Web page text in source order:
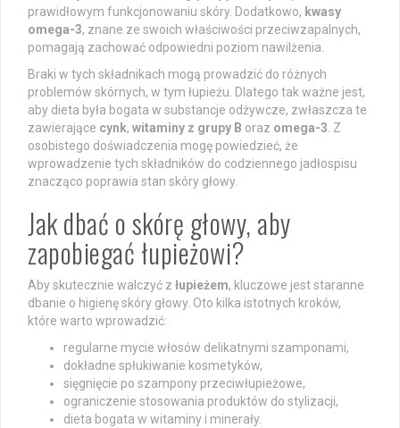
prawidłowym funkcjonowaniu skóry. Dodatkowo, kwasy
omega-3, znane ze swoich właściwości przeciwzapalnych,
pomagają zachować odpowiedni poziom nawilżenia.
Braki w tych składnikach mogą prowadzić do różnych
problemów skórnych, w tym łupieżu. Dlatego tak ważne jest,
aby dieta była bogata w substancje odżywcze, zwłaszcza te
zawierające cynk, witaminy z grupy B oraz omega-3 . Z
osobistego doświadczenia mogę powiedzieć, że
wprowadzenie tych składników do codziennego jadłospisu
znacząco poprawia stan skóry głowy.
Jak dbać o skórę głowy, aby
zapobiegać łupieżowi?
Aby skutecznie walczyć z łupieżem, kluczowe jest staranne
dbanie o higienę skóry głowy. Oto kilka istotnych kroków,
które warto wprowadzić:
regularne mycie włosów delikatnymi szamponami,
dokładne spłukiwanie kosmetyków,
sięgnięcie po szampony przeciwłupieżowe,
ograniczenie stosowania produktów do stylizacji,
dieta bogata w witaminy i minerały.